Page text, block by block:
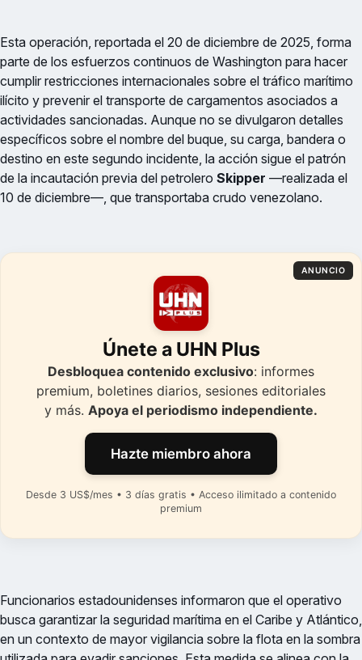
Esta operación, reportada el 20 de diciembre de 2025, forma
parte de los esfuerzos continuos de Washington para hacer
cumplir restricciones internacionales sobre el tráfico marítimo
ilícito y prevenir el transporte de cargamentos asociados a
actividades sancionadas. Aunque no se divulgaron detalles
específicos sobre el nombre del buque, su carga, bandera o
destino en este segundo incidente, la acción sigue el patrón
de la incautación previa del petrolero Skipper —realizada el
10 de diciembre—, que transportaba crudo venezolano.
ANUNCIO
Únete a UHN Plus
Desbloquea contenido exclusivo: informes
premium, boletines diarios, sesiones editoriales
y más. Apoya el periodismo independiente.
Hazte miembro ahora
Desde 3 US$/mes • 3 días gratis • Acceso ilimitado a contenido
premium
Funcionarios estadounidenses informaron que el operativo
busca garantizar la seguridad marítima en el Caribe y Atlántico,
en un contexto de mayor vigilancia sobre la flota en la sombra